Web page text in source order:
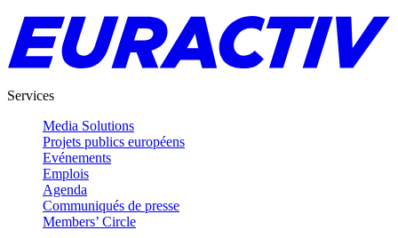
Services
Media Solutions
Projets publics européens
Evénements
Emplois
Agenda
Communiqués de presse
Members’ Circle